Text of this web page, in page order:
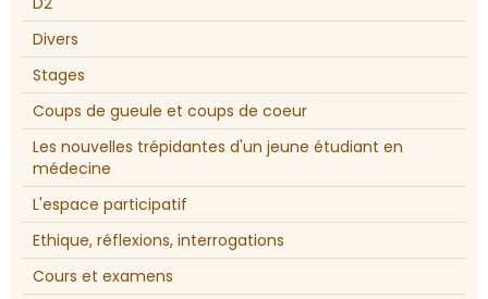
Divers
Stages
Coups de gueule et coups de coeur
Les nouvelles trépidantes d'un jeune étudiant en
médecine
L'espace participatif
Ethique, réflexions, interrogations
Cours et examens